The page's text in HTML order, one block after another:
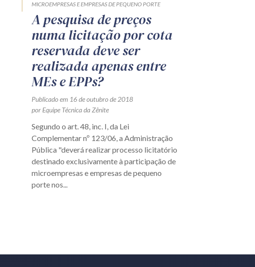
MICROEMPRESAS E EMPRESAS DE PEQUENO PORTE
A pesquisa de preços
numa licitação por cota
reservada deve ser
realizada apenas entre
MEs e EPPs?
Publicado em 16 de outubro de 2018
por Equipe Técnica da Zênite
Segundo o art. 48, inc. I, da Lei
Complementar nº 123/06, a Administração
Pública "deverá realizar processo licitatório
destinado exclusivamente à participação de
microempresas e empresas de pequeno
porte nos...